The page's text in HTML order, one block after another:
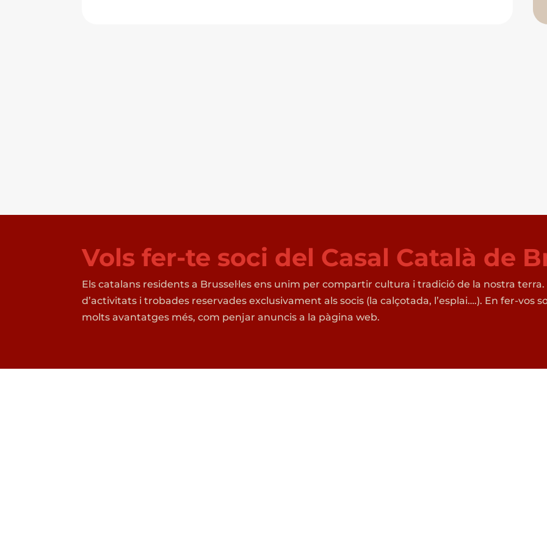
Vols fer-te soci del Casal Català de
Els catalans residents a Brussel·les ens unim per compartir cultura i tradició de la nostra
d’activitats i trobades reservades exclusivament als socis (la calçotada, l’esplai….). En fer-vos
molts avantatges més, com penjar anuncis a la pàgina web.